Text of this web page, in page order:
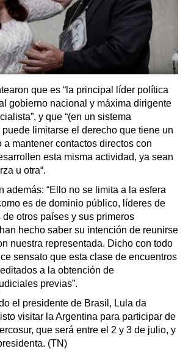
que es “la principal líder política
gobierno nacional y máxima dirigente
y que “(en un sistema
limitarse el derecho que tiene un
mantener contactos directos con
esta misma actividad, ya sean
u otra“.
además: “Ello no se limita a la esfera
es de dominio público, líderes de
otros países y sus primeros
hecho saber su intención de reunirse
nuestra representada. Dicho con todo
sensato que esta clase de encuentros
a la obtención de
previas”.
el presidente de Brasil, Lula da
visitar la Argentina para participar de
que será entre el 2 y 3 de julio, y
(TN)